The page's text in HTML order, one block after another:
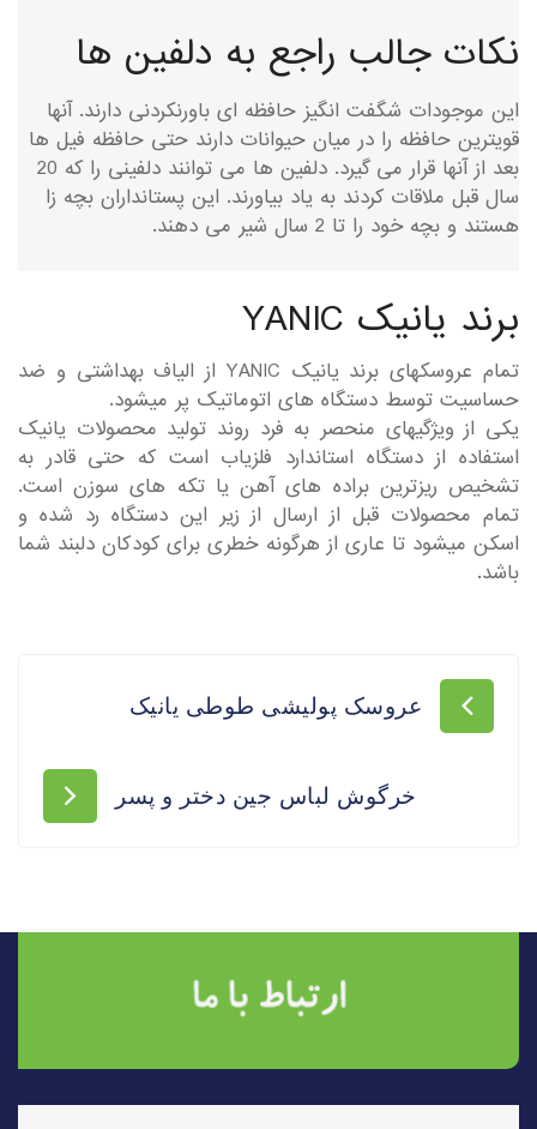
نکات جالب راجع به دلفین ها
این موجودات شگفت انگیز حافظه ای باورنکردنی دارند. آنها
قویترین حافظه را در میان حیوانات دارند حتی حافظه فیل ها
بعد از آنها قرار می گیرد. دلفین ها می توانند دلفینی را که 20
سال قبل ملاقات کردند به یاد بیاورند. این پستانداران بچه زا
هستند و بچه خود را تا 2 سال شیر می دهند.
برند یانیک YANIC
تمام عروسکهای برند یانیک YANIC از الیاف بهداشتی و ضد
حساسیت توسط دستگاه های اتوماتیک پر میشود.
یکی از ویژگیهای منحصر به فرد روند تولید محصولات یانیک
استفاده از دستگاه استاندارد فلزیاب است که حتی قادر به
تشخیص ریزترین براده های آهن یا تکه های سوزن است.
تمام محصولات قبل از ارسال از زیر این دستگاه رد شده و
اسکن میشود تا عاری از هرگونه خطری برای کودکان دلبند شما
باشد.
عروسک پولیشی طوطی یانیک
خرگوش لباس جین دختر و پسر